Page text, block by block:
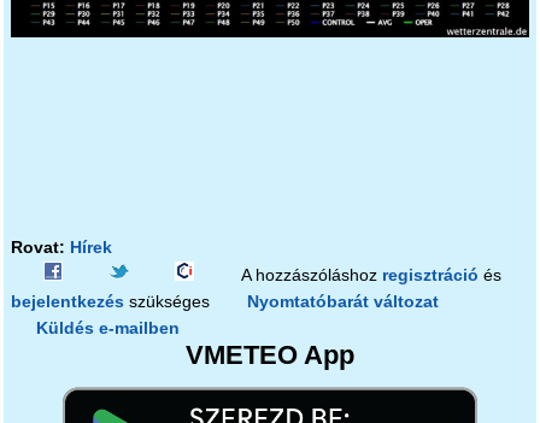
Rovat: Hírek
A hozzászóláshoz regisztráció és
bejelentkezés szükséges
Nyomtatóbarát változat
Küldés e-mailben
VMETEO App